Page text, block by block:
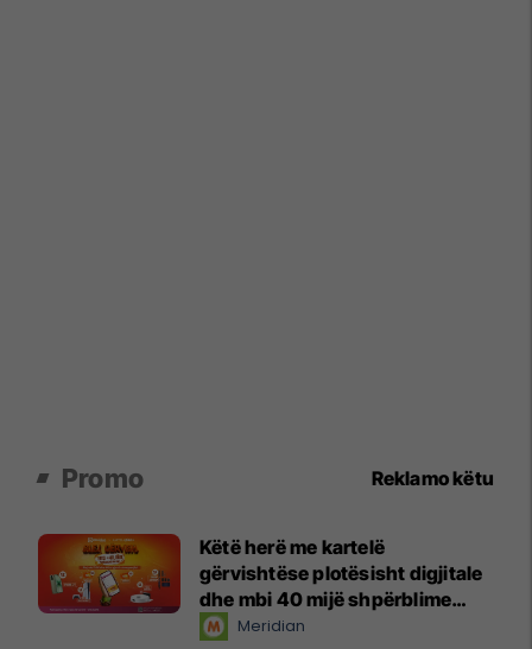
Promo Reklamo këtu
Këtë herë me kartelë
gërvishtëse plotësisht digjitale
dhe mbi 40 mijë shpërblime
instant!Meridian